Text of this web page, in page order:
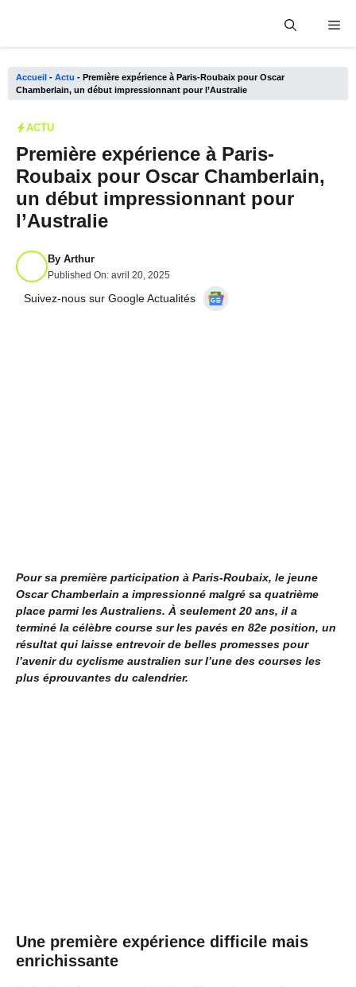
Accueil - Actu - Première expérience à Paris-Roubaix pour Oscar
Chamberlain, un début impressionnant pour l’Australie
ACTU
Première expérience à Paris-
Roubaix pour Oscar Chamberlain,
un début impressionnant pour
l’Australie
By Arthur
Published On: avril 20, 2025
Suivez-nous sur Google Actualités
Pour sa première participation à Paris-Roubaix, le jeune
Oscar Chamberlain a impressionné malgré sa quatrième
place parmi les Australiens. À seulement 20 ans, il a
terminé la célèbre course sur les pavés en 82e position, un
résultat qui laisse entrevoir de belles promesses pour
l’avenir du cyclisme australien sur l’une des courses les
plus éprouvantes du calendrier.
Une première expérience difficile mais
enrichissante